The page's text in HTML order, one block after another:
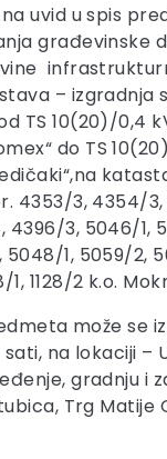
uvid u spis
građevinske
– izgradnja
TS 10(20)/0,4
do TS
4353/3, 4354/
3, 5046/1,
1, 5059/2,
1, 1128/2 k.o.
može se
sati, na lokaciji –
gradnju i
Trg Matije